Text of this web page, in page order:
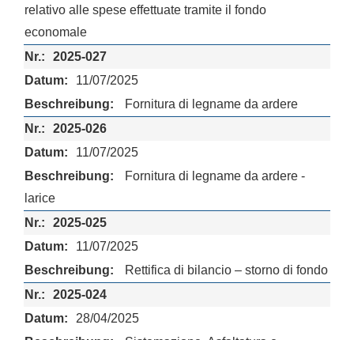
relativo alle spese effettuate tramite il fondo
economale
2025-027
11/07/2025
Fornitura di legname da ardere
2025-026
11/07/2025
Fornitura di legname da ardere -
larice
2025-025
11/07/2025
Rettifica di bilancio – storno di fondo
2025-024
28/04/2025